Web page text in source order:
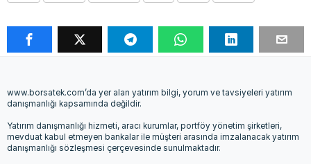
www.borsatek.com’da yer alan yatırım bilgi, yorum ve tavsiyeleri yatırım
danışmanlığı kapsamında değildir.
Yatırım danışmanlığı hizmeti, aracı kurumlar, portföy yönetim şirketleri,
mevduat kabul etmeyen bankalar ile müşteri arasında imzalanacak yatırım
danışmanlığı sözleşmesi çerçevesinde sunulmaktadır.